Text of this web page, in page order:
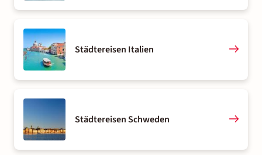
Städtereisen Italien
Städtereisen Schweden